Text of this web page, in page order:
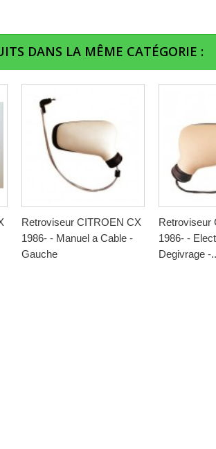
DANS LA MÊME CATÉGORIE :
Retroviseur CITROEN CX
1986- - Manuel a Cable -
Gauche
Retroviseur
1986- -
Degivrage -